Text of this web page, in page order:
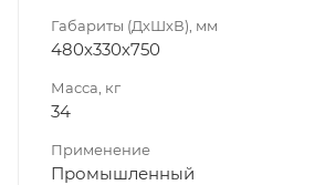
Габариты (ДхШхВ), мм
480х330х750
Масса, кг
34
Применение
Промышленный